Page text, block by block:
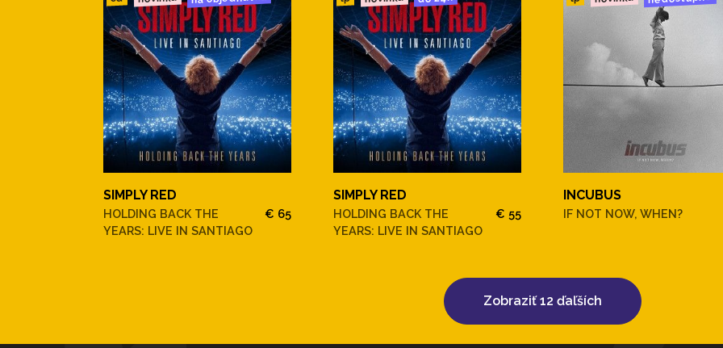
SIMPLY RED
HOLDING BACK THE
YEARS: LIVE IN SANTIAGO
€ 65
SIMPLY RED
HOLDING BACK THE
YEARS: LIVE IN SANTIAGO
€ 55
INCUBUS
IF NOT NOW, WHEN?
Zobraziť 12 ďaľších